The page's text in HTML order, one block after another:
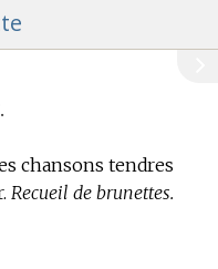
chansons tendres
Recueil de brunettes.